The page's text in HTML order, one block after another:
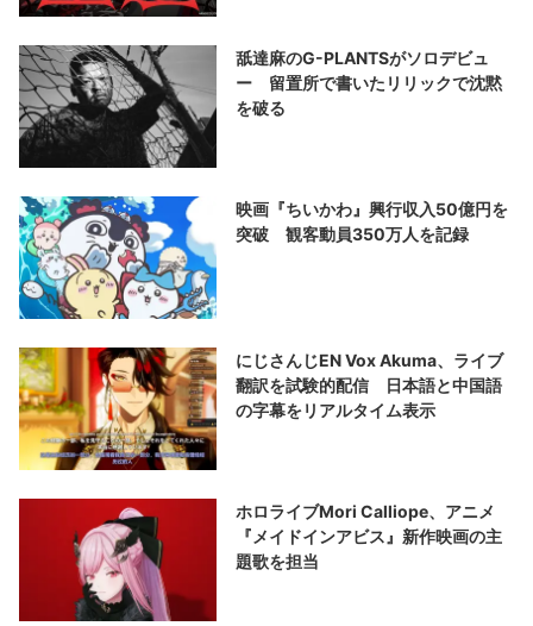
舐達麻のG-PLANTSがソロデビュ
ー 留置所で書いたリリックで沈黙
を破る
映画『ちいかわ』興行収入50億円を
突破 観客動員350万人を記録
にじさんじEN Vox Akuma、ライブ
翻訳を試験的配信 日本語と中国語
の字幕をリアルタイム表示
ホロライブMori Calliope、アニメ
『メイドインアビス』新作映画の主
題歌を担当